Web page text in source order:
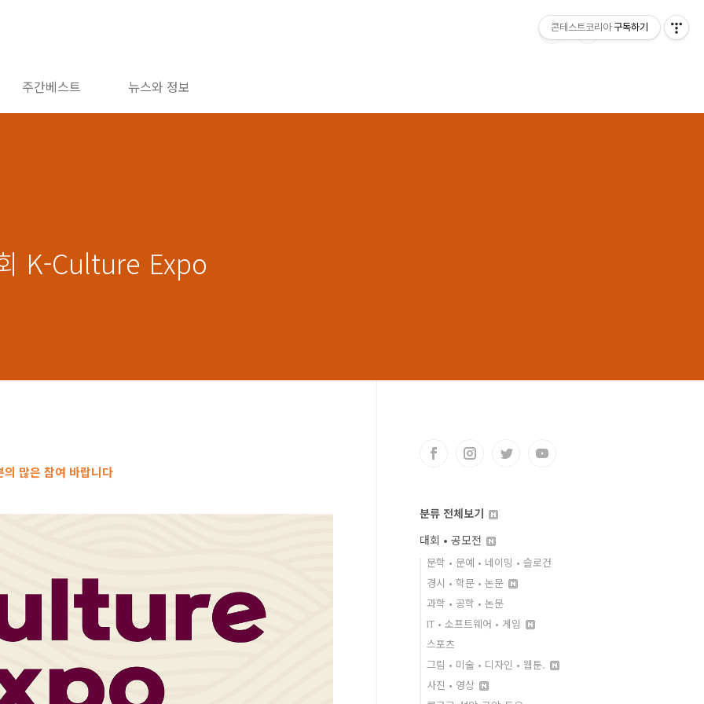
주간베스트 뉴스와 정보
K-Culture Expo
의 많은 참여 바랍니다
분류 전체보기
대회 • 공모전
문학 • 문예 • 네이밍 • 슬로건
경시 • 학문 • 논문
과학 • 공학 • 논문
IT • 소프트웨어 • 게임
스포츠
그림 • 미술 • 디자인 • 웹툰.
사진 • 영상
콘테스트코리아 구독하기